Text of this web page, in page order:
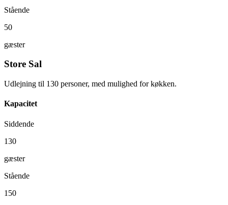
Stående
50
gæster
Store Sal
Udlejning til 130 personer, med mulighed for køkken.
Kapacitet
Siddende
130
gæster
Stående
150